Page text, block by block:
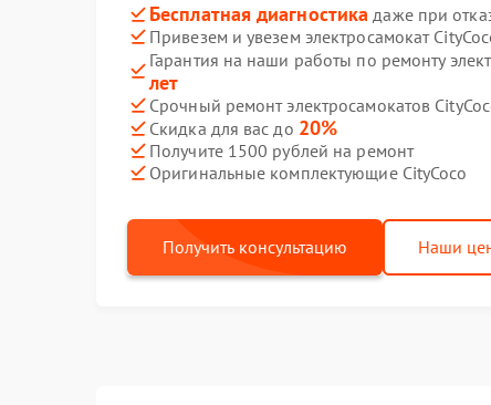
Бесплатная диагностика даже при
Привезем и увезем электросамокат
Гарантия на наши работы по ремонту
лет
Срочный ремонт электросамокатов
Скидка для вас до 20%
Получите 1500 рублей на ремонт
Оригинальные комплектующие CityCoco
Получить консультацию Наши